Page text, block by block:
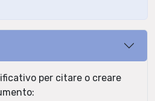
per citare o creare